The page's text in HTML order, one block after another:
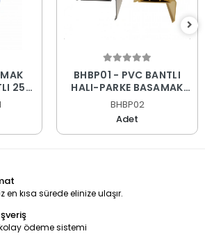
250
BHBP01 - PVC BANTLI
HALI-PARKE BASAMAK
PROFİLİ KAHVE 270 CM
BHBP02
Adet
en kısa sürede elinize ulaşır.
ödeme sistemi